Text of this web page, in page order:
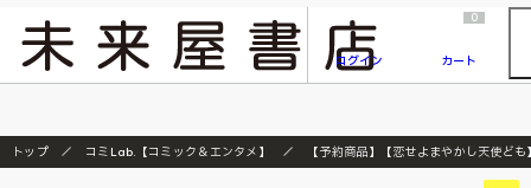
『ONE PIECE magazine 021 ONE PIECEカード付き同梱版』発売延期のご案内
ログイン
0
カート
トップ コミLab.【コミック＆エンタメ】 【予約商品】【恋せよまやかし天使ど